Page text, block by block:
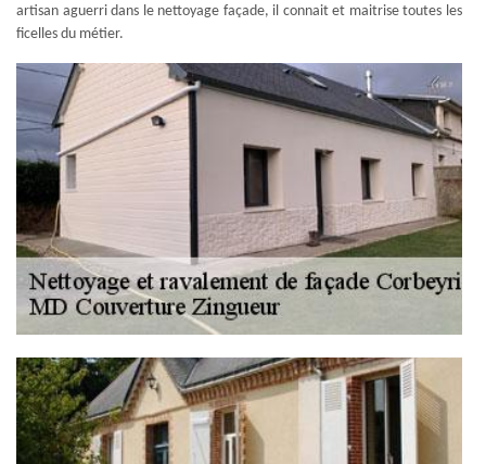
artisan aguerri dans le nettoyage façade, il connait et maitrise toutes les
ficelles du métier.